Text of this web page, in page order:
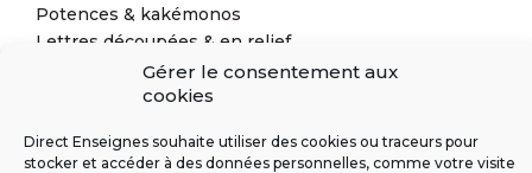
Gérer le consentement aux
cookies
Direct Enseignes souhaite utiliser des cookies ou traceurs pour
stocker et accéder à des données personnelles, comme votre visite
Potences & kakémonos
Lettres découpées & en relief
Solutions complémentaires